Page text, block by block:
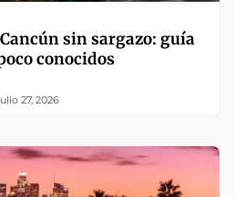
sin sargazo: guía
conocidos
27, 2026